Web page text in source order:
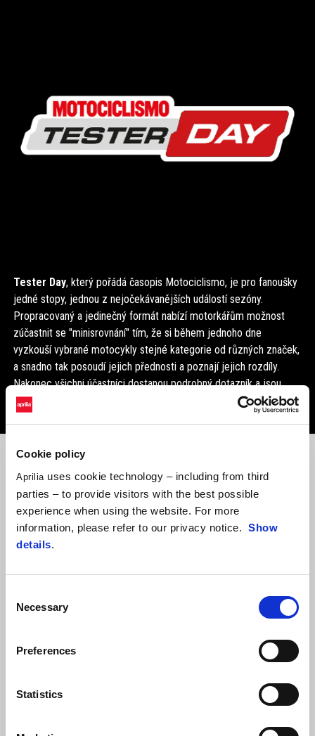
Cookie policy
Aprilia uses cookie technology – including from third
parties – to provide visitors with the best possible
experience when using the website. For more
information, please refer to our privacy notice. Show
details.
Selection
Necessary
Preferences
Statistics
Tester Day, který pořádá časopis Motociclismo, je pro fanoušky
jedné stopy, jednou z nejočekávanějších událostí sezóny.
Propracovaný a jedinečný formát nabízí motorkářům možnost
zúčastnit se "minisrovnání" tím, že si během jednoho dne
vyzkouší vybrané motocykly stejné kategorie od různých značek,
a snadno tak posoudí jejich přednosti a poznají jejich rozdíly.
Nakonec všichni účastníci dostanou podrobný dotazník a jsou
požádáni o hodnocení svých dojmů.